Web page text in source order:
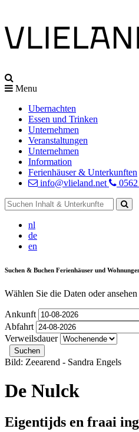
Menu
Ubernachten
Essen und Trinken
Unternehmen
Veranstaltungen
Unternehmen
Information
Ferienhäuser & Unterkunften
info@vlieland.net
0562
nl
de
en
Suchen & Buchen Ferienhäuser und
Wählen Sie die Daten oder ansehen
Ankunft
Abfahrt
Verweilsdauer
Bild: Zeearend - Sandra Engels
De Nulck
Eigentijds en fraai